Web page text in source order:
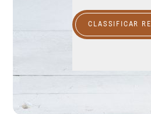
CLASSIFICAR